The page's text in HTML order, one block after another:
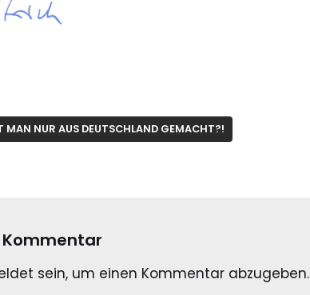
MAN NUR AUS DEUTSCHLAND GEMACHT?!
sein, um einen Kommentar abzugeben.